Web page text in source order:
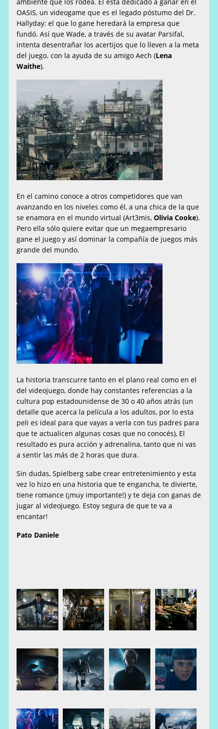
OASIS, un videogame que es el legado póstumo del Dr.
Hallyday: el que lo gane heredará la empresa que
fundó. Así que Wade, a través de su avatar Parsifal,
intenta desentrañar los acertijos que lo lleven a la meta
del juego. con la ayuda de su amigo Aech (Lena
Waithe).
En el camino conoce a otros competidores que van
avanzando en los niveles como él, a una chica de la que
se enamora en el mundo virtual (Art3mis,Olivia Cooke).
Pero ella sólo quiere evitar que un megaempresario
gane el juego y así dominar la compañía de juegos más
grande del mundo.
La historia transcurre tanto en el plano real como en el
del videojuego, donde hay constantes referencias a la
cultura pop estadounidense de 30 o 40 años atrás (un
detalle que acerca la película a los adultos, por lo esta
peli es ideal para que vayas a verla con tus padres para
que te actualicen algunas cosas que no conocés), El
resultado es pura acción y adrenalina, tanto que ni vas
a sentir las más de 2 horas que dura.
Sin dudas, Spielberg sabe crear entretenimiento y esta
vez lo hizo en una historia que te engancha, te divierte,
tiene romance (¡muy importante!) y te deja con ganas de
jugar al videojuego. Estoy segura de que te va a
encantar!
Pato Daniele